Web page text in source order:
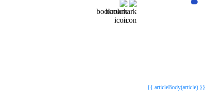
{{ articleBody(article) }}